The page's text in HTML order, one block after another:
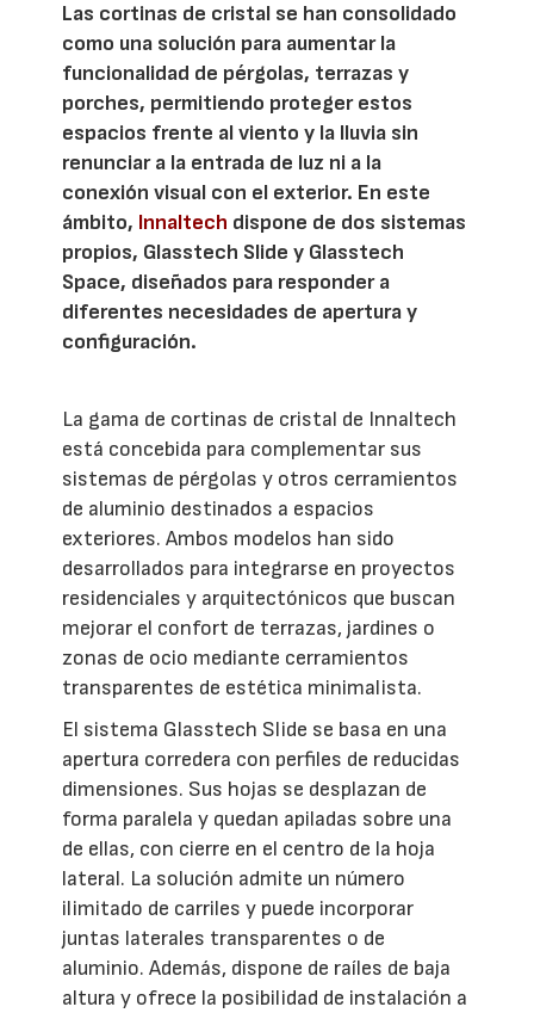
Las cortinas de cristal se han consolidado
como una solución para aumentar la
funcionalidad de pérgolas, terrazas y
porches, permitiendo proteger estos
espacios frente al viento y la lluvia sin
renunciar a la entrada de luz ni a la
conexión visual con el exterior. En este
ámbito, Innaltech dispone de dos sistemas
propios, Glasstech Slide y Glasstech
Space, diseñados para responder a
diferentes necesidades de apertura y
configuración.
La gama de cortinas de cristal de Innaltech
está concebida para complementar sus
sistemas de pérgolas y otros cerramientos
de aluminio destinados a espacios
exteriores. Ambos modelos han sido
desarrollados para integrarse en proyectos
residenciales y arquitectónicos que buscan
mejorar el confort de terrazas, jardines o
zonas de ocio mediante cerramientos
transparentes de estética minimalista.
El sistema Glasstech Slide se basa en una
apertura corredera con perfiles de reducidas
dimensiones. Sus hojas se desplazan de
forma paralela y quedan apiladas sobre una
de ellas, con cierre en el centro de la hoja
lateral. La solución admite un número
ilimitado de carriles y puede incorporar
juntas laterales transparentes o de
aluminio. Además, dispone de raíles de baja
altura y ofrece la posibilidad de instalación a